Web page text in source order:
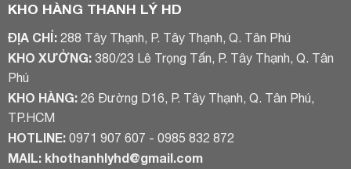
KHO HÀNG THANH LÝ HD
ĐỊA CHỈ:288 Tây Thạnh, P. Tây Thạnh, Q. Tân Phú
KHO XƯỞNG:380/23 Lê Trọng Tấn, P. Tây Thạnh, Q. Tân
Phú
KHO HÀNG:26 Đường D16, P. Tây Thạnh, Q. Tân Phú,
TP.HCM
HOTLINE:0971 907 607 - 0985 832 872
MAIL:khothanhlyhd@gmail.com